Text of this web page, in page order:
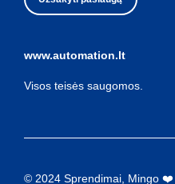
www.automation.lt
Visos teisės saugomos.
© 2024 Sprendimai, Mingo ❤️